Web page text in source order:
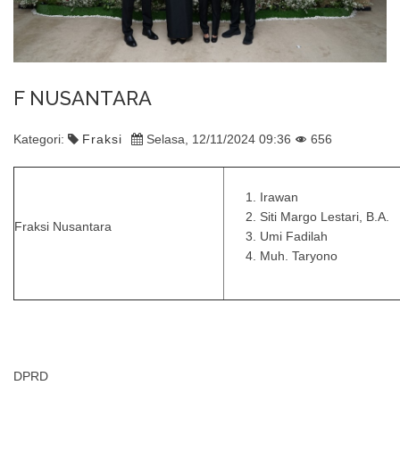
F NUSANTARA
Kategori: Fraksi Selasa, 12/11/2024 09:36 656
Fraksi Nusantara
Irawan
Siti Margo Lestari, B.A.
Umi Fadilah
Muh. Taryono
DPRD